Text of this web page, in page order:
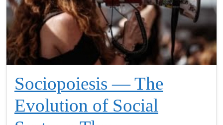
Sociopoiesis — The
Evolution of Social